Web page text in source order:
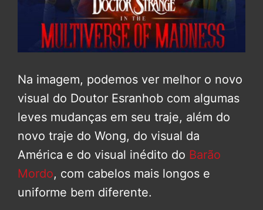
Na imagem, podemos ver melhor o novo
visual do Doutor Esranhob com algumas
leves mudanças em seu traje, além do
novo traje do Wong, do visual da
América e do visual inédito do Barão
Mordo, com cabelos mais longos e
uniforme bem diferente.